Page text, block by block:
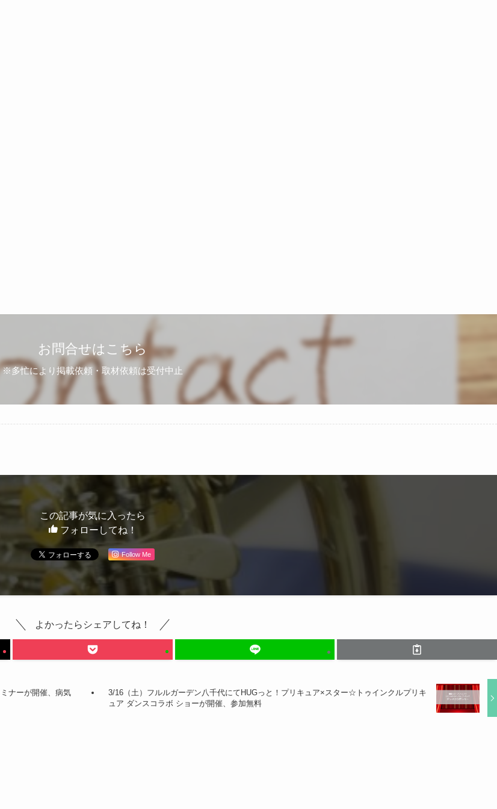
お問合せはこちら
※多忙により掲載依頼・取材依頼は受付中止
この記事が気に入ったら
フォローしてね！
Follow Me
よかったらシェアしてね！
ナーが開催、病気
3/16（土）フルルガーデン八千代にてHUGっと！プリキュア×スター☆トゥインクルプリキ
ュア ダンスコラボ ショーが開催、参加無料